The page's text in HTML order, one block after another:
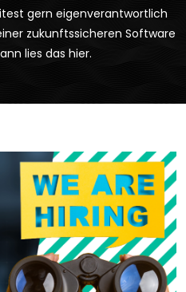
gern eigenverantwortlich
zukunftssicheren Software
lies das hier.